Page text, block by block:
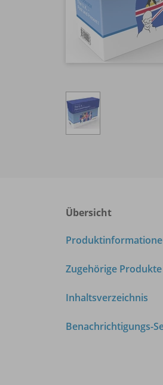
Übersicht
Zugehörige Produkte
Inhaltsverzeichnis
Benachrichtigungs-